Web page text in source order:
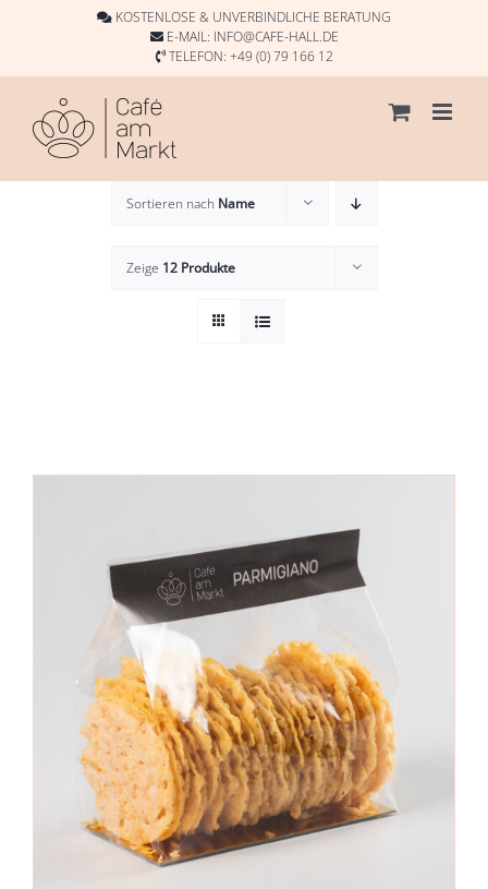
KOSTENLOSE & UNVERBINDLICHE BERATUNG
E-MAIL: INFO@CAFE-HALL.DE
TELEFON: +49 (0) 79 166 12
Sortieren nach Name
Zeige 12 Produkte